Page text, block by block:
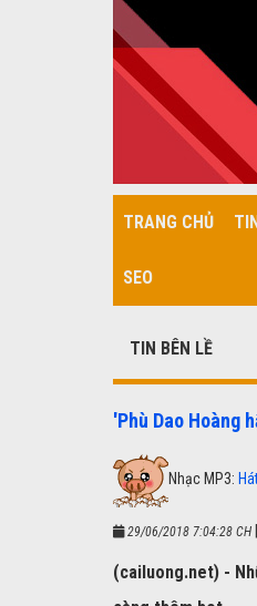
TRANG CHỦ
SEO
TIN BÊN LỀ
'Phù Dao Hoàng
Nhạc MP3:
29/06/2018 7:04:28 CH
(cailuong.net) -